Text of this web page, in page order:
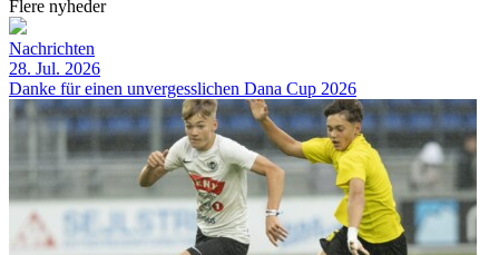
Flere nyheder
Nachrichten
28. Jul. 2026
Danke für einen unvergesslichen Dana Cup 2026